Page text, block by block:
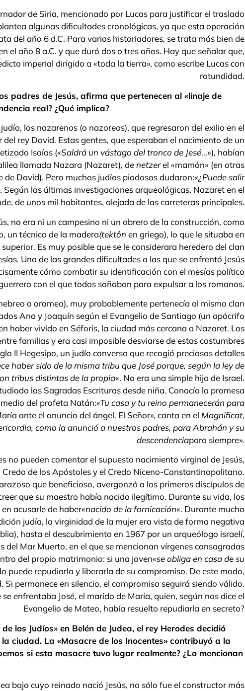
de Siria, mencionado por Lucas para justificar el traslado
algunas dificultades cronológicas, ya que esta operación
del año 6 d.C. Para varios historiadores, se trata más bien de
el año 8 a.C. y que duró dos o tres años. Hay que señalar que,
imperial dirigido a «toda la tierra», como escribe Lucas con
rotundidad.
padres de Jesús, afirma que pertenecen al «linaje de
real? ¿Qué implica?
los nazarenos (o nazoreos), que regresaron del exilio en el
del rey David. Estas gentes, que esperaban el nacimiento de un
Isaías («Saldrá un vástago del tronco de Jesé…»), habían
llamada Nazara (Nazaret), denetzerel «mamón» (en otras
de David). Pero muchos judíos piadosos dudaron:«¿Puede salir
Según las últimas investigaciones arqueológicas, Nazaret en el
de unos mil habitantes, alejada de las carreteras principales.
no era ni un campesino ni un obrero de la construcción, como
un técnico de la madera(tektôn en griego), lo que le situaba en
Es muy posible que se le considerara heredero del clan
Una de las grandes dificultades a las que se enfrentó Jesús
cómo combatir su identificación con el mesías político
con el que todos soñaban para expulsar a los romanos.
o arameo), muy probablemente pertenecía al mismo clan
Ana y Joaquín según el Evangelio de Santiago (un apócrifo
haber vivido en Séforis, la ciudad más cercana a Nazaret. Los
familias y era casi imposible desviarse de estas costumbres
II Hegesipo, un judío converso que recogió preciosos detalles
haber sido de la misma tribu que José porque, según la ley de
tribus distintas de la propia«. No era una simple hija de Israel.
las Sagradas Escrituras desde niña. Conocía la promesa
del profeta Natán:«Tu casa y tu reino permanecerán para
ante el anuncio del ángel. El Señor», canta en el Magnificat,
como la anunció a nuestros padres, para Abrahán y su
descendenciapara siempre».
no pueden comentar el supuesto nacimiento virginal de Jesús,
de los Apóstoles y el Credo Niceno-Constantinopolitano.
que beneficioso, avergonzó a los primeros discípulos de
que su maestro había nacido ilegítimo. Durante su vida, los
acusarle de haber«nacido de la fornicación«. Durante mucho
judía, la virginidad de la mujer era vista de forma negativa
hasta el descubrimiento en 1967 por un arqueólogo israelí,
del Mar Muerto, en el que se mencionan vírgenes consagradas
del propio matrimonio: si una joven«se obliga en casa de su
puede repudiarla y liberarla de su compromiso. De este modo,
permanece en silencio, el compromiso seguirá siendo válido.
enfrentaba José, el marido de María, quien, según nos dice el
Evangelio de Mateo, había resuelto repudiarla en secreto?
los Judíos» en Belén de Judea, el rey Herodes decidió
ciudad. La «Masacre de los Inocentes» contribuyó a la
si esta masacre tuvo lugar realmente? ¿Lo mencionan
bajo cuyo reinado nació Jesús, no sólo fue el constructor más